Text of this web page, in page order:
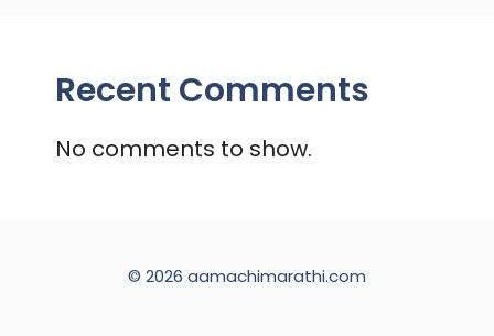
Recent Comments
No comments to show.
© 2026 aamachimarathi.com